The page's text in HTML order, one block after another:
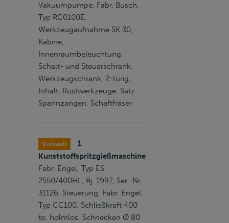
Vakuumpumpe, Fabr. Busch,
Typ RC0100E,
Werkzeugaufnahme SK 30,
Kabine,
Innenraumbeleuchtung,
Schalt- und Steuerschrank,
Werkzeugschrank, 2-türig,
Inhalt: Rüstwerkzeuge, Satz
Spannzangen, Schaftfräser
Verkauft
1
Kunststoffspritzgießmaschine
Fabr. Engel, Typ ES
2550/400HL, Bj. 1997, Ser.-Nr.
31126, Steuerung, Fabr. Engel,
Typ CC100, Schließkraft 400
to, holmlos, Schnecken Ø 80